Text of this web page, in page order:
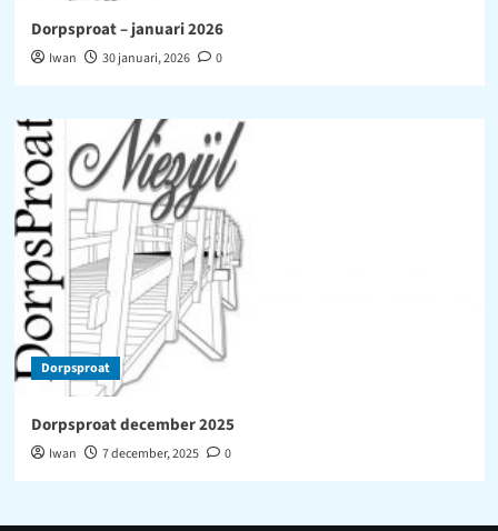
Dorpsproat – januari 2026
Iwan 30 januari, 2026 0
Dorpsproat
Dorpsproat december 2025
Iwan 7 december, 2025 0